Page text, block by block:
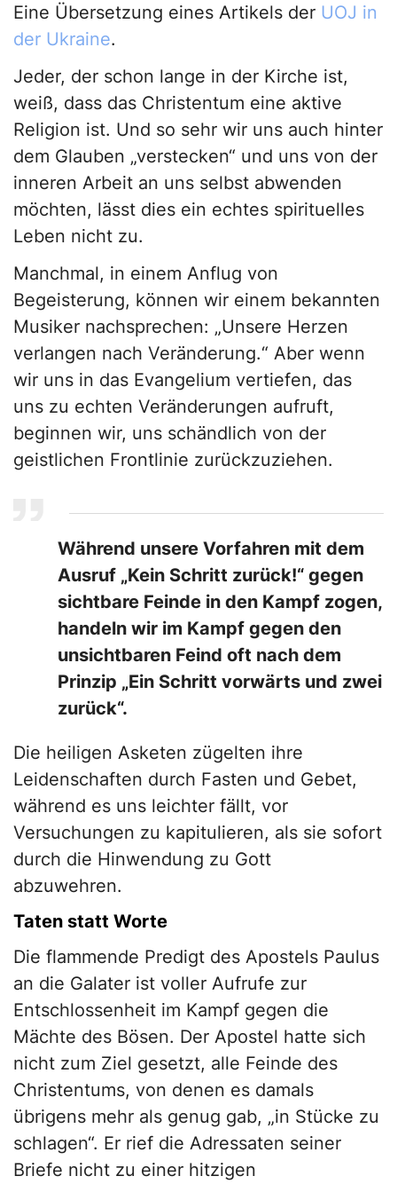
Eine Übersetzung eines Artikels der UOJ in
der Ukraine.
Jeder, der schon lange in der Kirche ist,
weiß, dass das Christentum eine aktive
Religion ist. Und so sehr wir uns auch hinter
dem Glauben „verstecken“ und uns von der
inneren Arbeit an uns selbst abwenden
möchten, lässt dies ein echtes spirituelles
Leben nicht zu.
Manchmal, in einem Anflug von
Begeisterung, können wir einem bekannten
Musiker nachsprechen: „Unsere Herzen
verlangen nach Veränderung.“ Aber wenn
wir uns in das Evangelium vertiefen, das
uns zu echten Veränderungen aufruft,
beginnen wir, uns schändlich von der
geistlichen Frontlinie zurückzuziehen.
Während unsere Vorfahren mit dem
Ausruf „Kein Schritt zurück!“ gegen
sichtbare Feinde in den Kampf zogen,
handeln wir im Kampf gegen den
unsichtbaren Feind oft nach dem
Prinzip „Ein Schritt vorwärts und zwei
zurück“.
Die heiligen Asketen zügelten ihre
Leidenschaften durch Fasten und Gebet,
während es uns leichter fällt, vor
Versuchungen zu kapitulieren, als sie sofort
durch die Hinwendung zu Gott
abzuwehren.
Taten statt Worte
Die flammende Predigt des Apostels Paulus
an die Galater ist voller Aufrufe zur
Entschlossenheit im Kampf gegen die
Mächte des Bösen. Der Apostel hatte sich
nicht zum Ziel gesetzt, alle Feinde des
Christentums, von denen es damals
übrigens mehr als genug gab, „in Stücke zu
schlagen“. Er rief die Adressaten seiner
Briefe nicht zu einer hitzigen